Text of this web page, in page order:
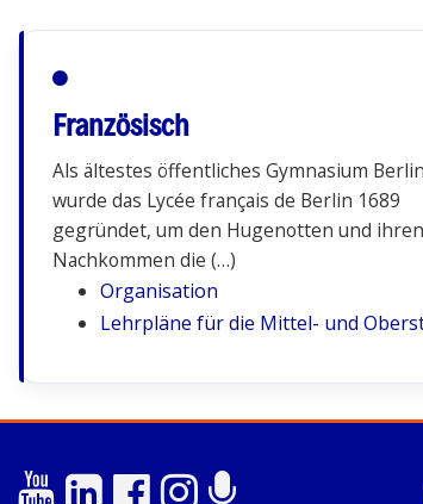
Französisch
Als ältestes öffentliches Gymnasium
wurde das Lycée français de Berlin 1689
gegründet, um den Hugenotten und ihren
Nachkommen die (…)
Organisation
Lehrpläne für die Mittel- und